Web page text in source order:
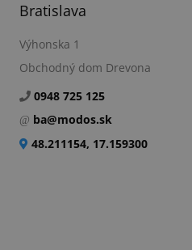
Bratislava
Výhonska 1
Obchodný dom Drevona
0948 725 125
ba@modos.sk
48.211154, 17.159300